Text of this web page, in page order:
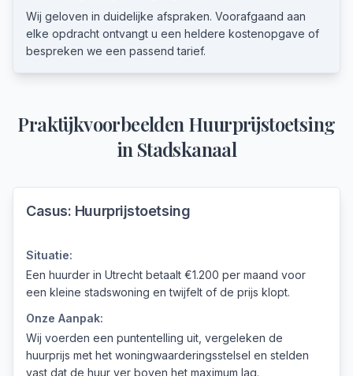
Wij geloven in duidelijke afspraken. Voorafgaand aan
elke opdracht ontvangt u een heldere kostenopgave of
bespreken we een passend tarief.
Praktijkvoorbeelden Huurprijstoetsing
in Stadskanaal
Casus: Huurprijstoetsing
Situatie:
Een huurder in Utrecht betaalt €1.200 per maand voor
een kleine stadswoning en twijfelt of de prijs klopt.
Onze Aanpak:
Wij voerden een puntentelling uit, vergeleken de
huurprijs met het woningwaarderingsstelsel en stelden
vast dat de huur ver boven het maximum lag.